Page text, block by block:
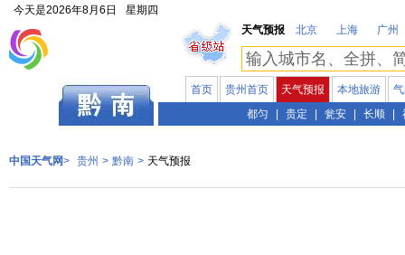
今天是2026年8月6日
星期四
天气预报
北京 上海 广州
首页 贵州首页 天气预报 本地旅游
都匀
贵定 瓮安 长顺
中国天气网> 贵州 > 黔南 > 天气预报